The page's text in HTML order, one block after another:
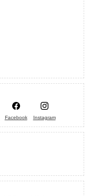
Facebook Instagram